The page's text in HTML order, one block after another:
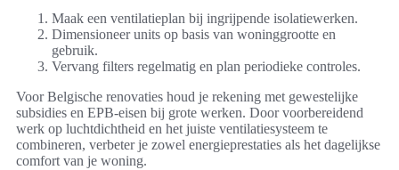
Maak een ventilatieplan bij ingrijpende isolatiewerken.
Dimensioneer units op basis van woninggrootte en
gebruik.
Vervang filters regelmatig en plan periodieke controles.
Voor Belgische renovaties houd je rekening met gewestelijke
subsidies en EPB-eisen bij grote werken. Door voorbereidend
werk op luchtdichtheid en het juiste ventilatiesysteem te
combineren, verbeter je zowel energieprestaties als het dagelijkse
comfort van je woning.